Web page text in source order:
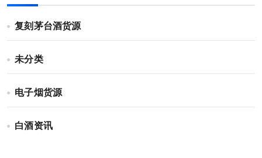
复刻茅台酒货源
未分类
电子烟货源
白酒资讯